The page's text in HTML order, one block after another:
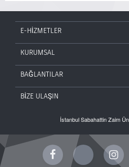
E-HİZMETLER
KURUMSAL
BAĞLANTILAR
BİZE ULAŞIN
İstanbul Sabahattin Zaim